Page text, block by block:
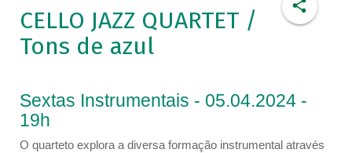
CELLO JAZZ QUARTET /
Tons de azul
Sextas Instrumentais - 05.04.2024 -
19h
O quarteto explora a diversa formação instrumental através